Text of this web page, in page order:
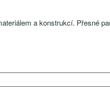
a konstrukcí. Přesné